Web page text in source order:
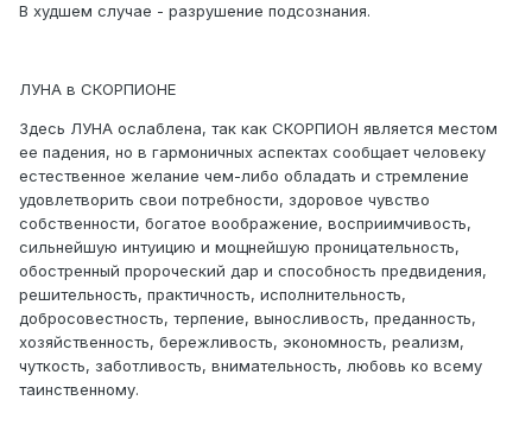
В худшем случае - разрушение подсознания.
ЛУНА в СКОРПИОНЕ
Здесь ЛУНА ослаблена, так как СКОРПИОН является местом
ее падения, но в гармоничных аспектах сообщает человеку
естественное желание чем-либо обладать и стремление
удовлетворить свои потребности, здоровое чувство
собственности, богатое воображение, восприимчивость,
сильнейшую интуицию и мощнейшую проницательность,
обостренный пророческий дар и способность предвидения,
решительность, практичность, исполнительность,
добросовестность, терпение, выносливость, преданность,
хозяйственность, бережливость, экономность, реализм,
чуткость, заботливость, внимательность, любовь ко всему
таинственному.